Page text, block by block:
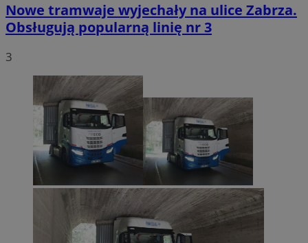
Nowe tramwaje wyjechały na ulice Zabrza.
Obsługują popularną linię nr 3
3